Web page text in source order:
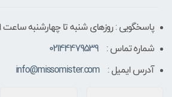
پاسخگویی : روزهای شنبه تا چهارشنبه ساعت 9 الی ۶ بعد از ظهر
شماره تماس :
02144479539
آدرس ایمیل :
info@missomister.com